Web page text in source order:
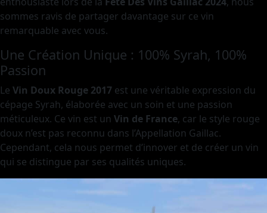
sommes ravis de partager davantage sur ce vin
remarquable avec vous.
Une Création Unique : 100% Syrah, 100%
Passion
Le Vin Doux Rouge 2017 est une véritable expression du
cépage Syrah, élaborée avec un soin et une passion
méticuleux. Ce vin est un Vin de France, car le style rouge
doux n’est pas reconnu dans l’Appellation Gaillac.
Cependant, cela nous permet d’innover et de créer un vin
qui se distingue par ses qualités uniques.